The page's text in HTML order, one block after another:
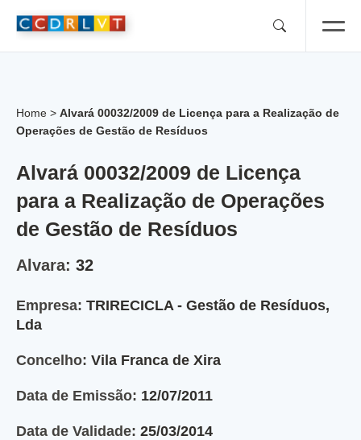
Home > Alvará 00032/2009 de Licença para a Realização de
Operações de Gestão de Resíduos
Alvará 00032/2009 de Licença
para a Realização de Operações
de Gestão de Resíduos
Alvara: 32
Empresa: TRIRECICLA - Gestão de Resíduos,
Lda
Concelho: Vila Franca de Xira
Data de Emissão: 12/07/2011
Data de Validade: 25/03/2014